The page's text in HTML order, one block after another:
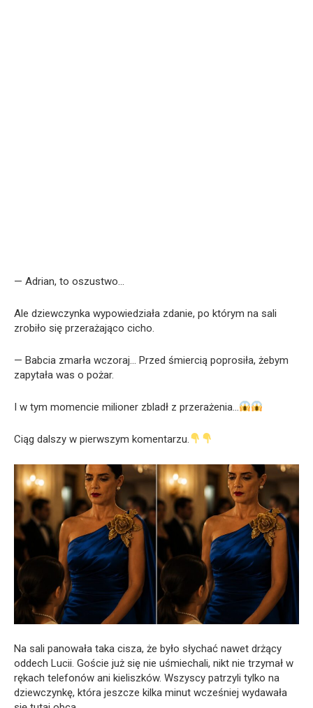
— Adrian, to oszustwo…
Ale dziewczynka wypowiedziała zdanie, po którym na sali
zrobiło się przerażająco cicho.
— Babcia zmarła wczoraj… Przed śmiercią poprosiła, żebym
zapytała was o pożar.
I w tym momencie milioner zbladł z przerażenia…
Ciąg dalszy w pierwszym komentarzu.
Na sali panowała taka cisza, że było słychać nawet drżący
oddech Lucii. Goście już się nie uśmiechali, nikt nie trzymał w
rękach telefonów ani kieliszków. Wszyscy patrzyli tylko na
dziewczynkę, która jeszcze kilka minut wcześniej wydawała